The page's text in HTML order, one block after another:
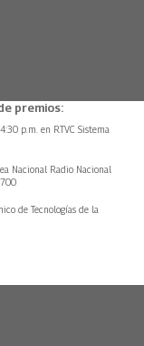
premios:
p.m. en RTVC Sistema
Nacional Radio Nacional
de Tecnologías de la